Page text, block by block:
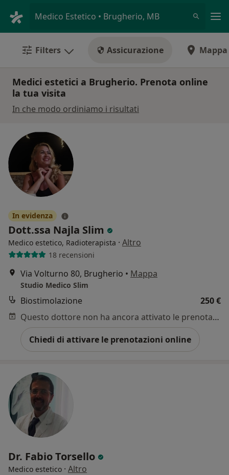
Medico Estetico • Brugherio, MB
Filters Assicurazione Mappa
Medici estetici a Brugherio. Prenota online
la tua visita
In che modo ordiniamo i risultati
In evidenza
Dott.ssa Najla Slim
Medico estetico, Radioterapista · Altro
18 recensioni
Via Volturno 80, Brugherio • Mappa
Studio Medico Slim
Biostimolazione
250 €
Questo dottore non ha ancora attivato le prenotazioni online presso questo indirizzo.
Chiedi di attivare le prenotazioni online
Dr. Fabio Torsello
Medico estetico · Altro